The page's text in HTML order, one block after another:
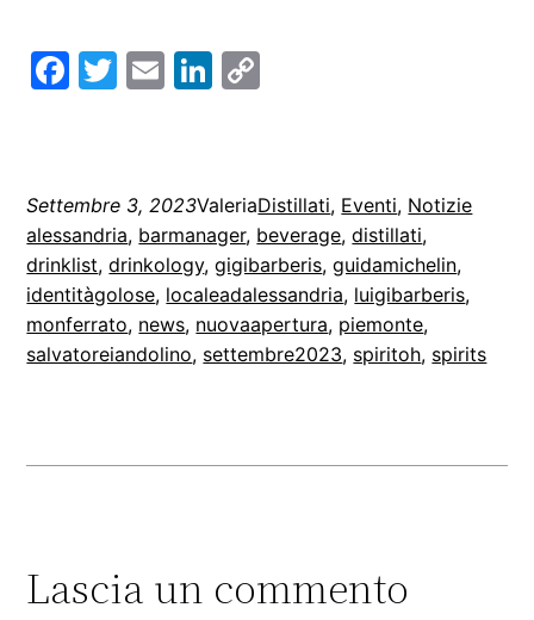
Facebook
Twitter
EmailLinkedIn
Settembre 3, 2023ValeriaDistillati, Eventi, Notizie
alessandria, barmanager, beverage, distillati
drinklist, drinkology, gigibarberis, guidamichelin
identitàgolose, localeadalessandria, luigibarberis
monferrato, news, nuovaapertura, piemonte
salvatoreiandolino, settembre2023, spiritoh, spirits
Lascia un commento